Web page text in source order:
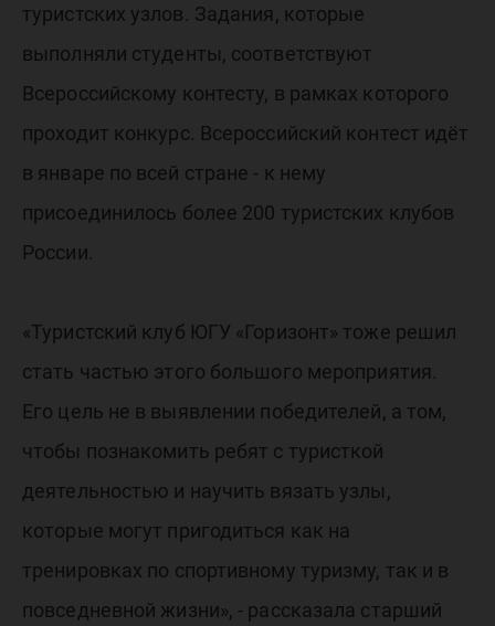
туристских узлов. Задания, которые
выполняли студенты, соответствуют
Всероссийскому контесту, в рамках которого
проходит конкурс. Всероссийский контест идёт
в январе по всей стране - к нему
присоединилось более 200 туристских клубов
России.
«Туристский клуб ЮГУ «Горизонт» тоже решил
стать частью этого большого мероприятия.
Его цель не в выявлении победителей, а том,
чтобы познакомить ребят с туристкой
деятельностью и научить вязать узлы,
которые могут пригодиться как на
тренировках по спортивному туризму, так и в
повседневной жизни», - рассказала старший